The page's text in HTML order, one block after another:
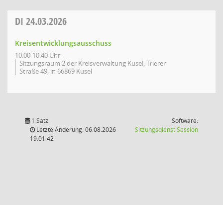
DI 24.03.2026
Kreisentwicklungsausschuss
10:00-10:40 Uhr
Sitzungsraum 2 der Kreisverwaltung Kusel, Trierer
Straße 49, in 66869 Kusel
1 Satz
Letzte Änderung: 06.08.2026
19:01:42
Software:
SitzungsdienstSession(Wird in